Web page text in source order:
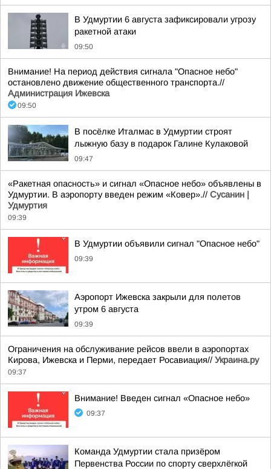
В Удмуртии 6 августа зафиксировали угрозу
ракетной атаки
09:50
Внимание! На период действия сигнала "Опасное небо"
остановлено движение общественного транспорта.//
Администрация Ижевска
09:50
В посёлке Италмас в Удмуртии строят
лыжную базу в подарок Галине Кулаковой
09:47
«Ракетная опасность» и сигнал «Опасное небо» объявлены в
Удмуртии. В аэропорту введен режим «Ковер».// Сусанин |
Удмуртия
09:39
В Удмуртии объявили сигнал "Опасное небо"
09:39
Аэропорт Ижевска закрыли для полетов
утром 6 августа
09:39
Ограничения на обслуживание рейсов ввели в аэропортах
Кирова, Ижевска и Перми, передает Росавиация// Украина.ру
09:37
Внимание! Введен сигнал «Опасное небо»
09:37
Команда Удмуртии стала призёром
Первенства России по спорту сверхлёгкой